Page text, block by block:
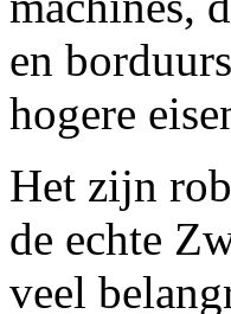
en
hogere
Het zijn
de echte
veel